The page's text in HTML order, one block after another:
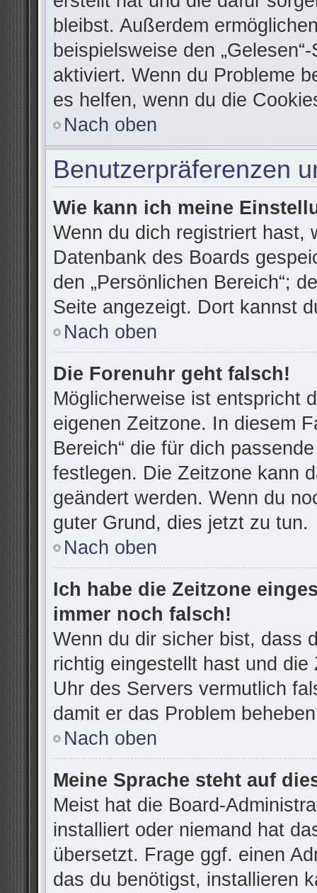
bleibst. Außerdem
beispielsweise den
aktiviert. Wenn du Probleme
es helfen, wenn du die
Nach oben
Benutzerpräferenzen
Wie kann ich meine
Wenn du dich registriert hast,
Datenbank des Boards
den „Persönlichen Bereich“;
Seite angezeigt. Dort kannst
Nach oben
Die Forenuhr geht falsch!
Möglicherweise ist entspricht
eigenen Zeitzone. In diesem
Bereich“ die für dich
festlegen. Die Zeitzone kann
geändert werden. Wenn du
guter Grund, dies jetzt zu tun.
Nach oben
Ich habe die Zeitzone
immer noch falsch!
Wenn du dir sicher bist, dass
richtig eingestellt hast und
Uhr des Servers vermutlich
damit er das Problem
Nach oben
Meine Sprache steht auf
Meist hat die Board-
installiert oder niemand hat
übersetzt. Frage ggf. einen
das du benötigst, installieren